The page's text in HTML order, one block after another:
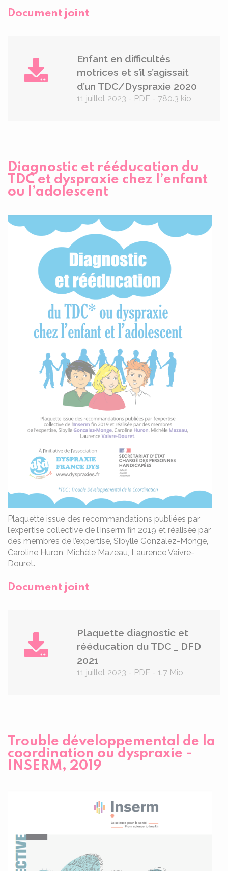
Document joint
Enfant en difficultés
motrices et s’il s’agissait
d’un TDC/Dyspraxie 2020
11 juillet 2023 - PDF - 780.3 kio
Diagnostic et rééducation du
TDC et dyspraxie chez l’enfant
ou l’adolescent
Plaquette issue des recommandations publiées par
l’expertise collective de l’Inserm fin 2019 et réalisée par
des membres de l’expertise, Sibylle Gonzalez-Monge,
Caroline Huron, Michèle Mazeau, Laurence Vaivre-
Douret.
Document joint
Plaquette diagnostic et
rééducation du TDC _ DFD
2021
11 juillet 2023 - PDF - 1.7 Mio
Trouble développemental de la
coordination ou dyspraxie -
INSERM, 2019